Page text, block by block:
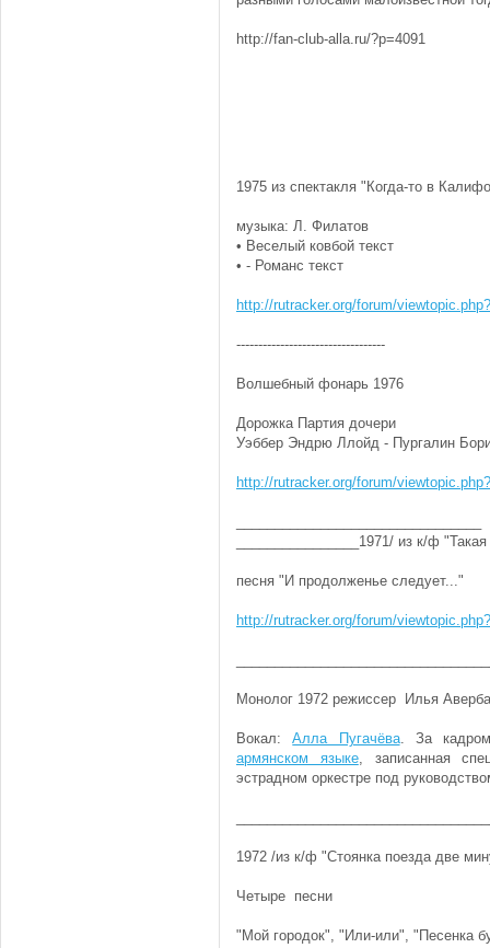
http://fan-club-alla.ru/?p=4091
1975 из спектакля "Когда-то в
музыка: Л. Филатов
• Веселый ковбой текст
• - Романс текст
http://rutracker.org/forum/
----------------------------------
Волшебный фонарь 1976
Дорожка Партия дочери
Уэббер Эндрю Ллойд - Пургалин
http://rutracker.org/forum/
________________1971/ из к/ф
песня "И продолженье следует..."
http://rutracker.org/forum/
Монолог 1972 режиссер Илья
Вокал:Алла Пугачёва. За
армянском языке, записанная
эстрадном оркестре под
1972 /из к/ф "Стоянка поезда две
Четыре песни
"Мой городок", "Или-или", "Песенка